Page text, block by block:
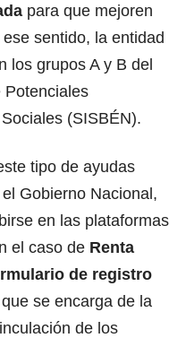
para que mejoren
ese sentido, la entidad
los grupos A y B del
Potenciales
(SISBÉN).
tipo de ayudas
Gobierno Nacional,
en las plataformas
el caso de Renta
de registro
se encarga de la
de los